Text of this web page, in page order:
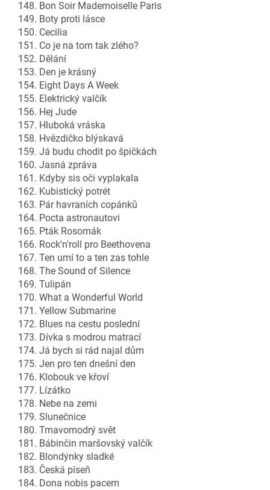
148. Bon Soir Mademoiselle Paris
149. Boty proti lásce
150. Cecilia
151. Co je na tom tak zlého?
152. Dělání
153. Den je krásný
154. Eight Days A Week
155. Elektrický valčík
156. Hej Jude
157. Hluboká vráska
158. Hvězdičko blýskavá
159. Já budu chodit po špičkách
160. Jasná zpráva
161. Kdyby sis oči vyplakala
162. Kubistický potrét
163. Pár havraních copánků
164. Pocta astronautovi
165. Pták Rosomák
166. Rock'n'roll pro Beethovena
167. Ten umí to a ten zas tohle
168. The Sound of Silence
169. Tulipán
170. What a Wonderful World
171. Yellow Submarine
172. Blues na cestu poslední
173. Dívka s modrou matrací
174. Já bych si rád najal dům
175. Jen pro ten dnešní den
176. Klobouk ve křoví
177. Lízátko
178. Nebe na zemi
179. Slunečnice
180. Tmavomodrý svět
181. Bábinčin maršovský valčík
182. Blondýnky sladké
183. Česká píseň
184. Dona nobis pacem